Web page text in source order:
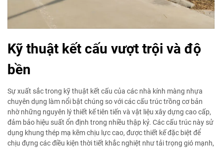
Kỹ thuật kết cấu vượt trội và độ
bền
Sự xuất sắc trong kỹ thuật kết cấu của các nhà kính màng nhựa
chuyên dụng làm nổi bật chúng so với các cấu trúc trồng cơ bản
nhờ những nguyên lý thiết kế tiên tiến và vật liệu xây dựng cao cấp,
đảm bảo hiệu suất ổn định trong nhiều thập kỷ. Các cấu trúc này sử
dụng khung thép mạ kẽm chịu lực cao, được thiết kế đặc biệt để
chịu đựng các điều kiện thời tiết khắc nghiệt như tải trọng gió mạnh,